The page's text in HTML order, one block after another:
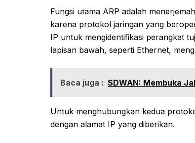
Fungsi utama ARP adalah
karena protokol jaringan yang
IP untuk mengidentifikasi perangkat
lapisan bawah, seperti Ethernet,
Baca juga : SDWAN: Membuka
Untuk menghubungkan kedua
dengan alamat IP yang diberikan.